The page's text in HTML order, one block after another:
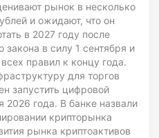
рынок в несколько
и ожидают, что он
в 2027 году после
закона в силу 1 сентября и
правил к концу года.
для торгов
запустить цифровой
2026 года. В банке назвали
крипторынка
рынка криптоактивов